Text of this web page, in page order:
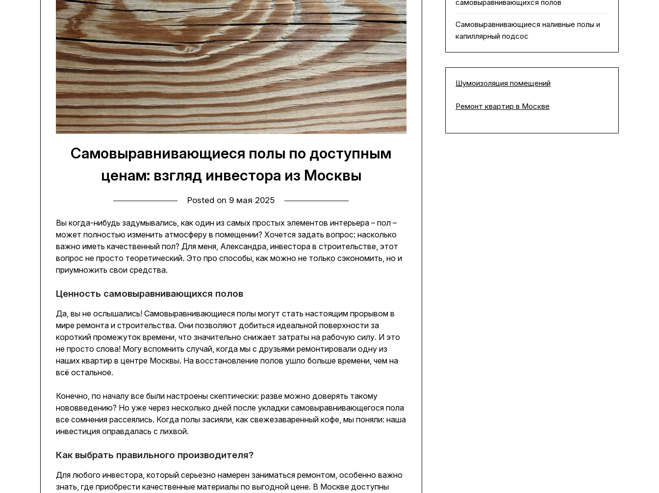
Самовыравнивающиеся полы по доступным
ценам: взгляд инвестора из Москвы
Posted on 9 мая 2025
Вы когда-нибудь задумывались, как один из самых простых элементов интерьера – пол –
может полностью изменить атмосферу в помещении? Хочется задать вопрос: насколько
важно иметь качественный пол? Для меня, Александра, инвестора в строительстве, этот
вопрос не просто теоретический. Это про способы, как можно не только сэкономить, но и
приумножить свои средства.
Ценность самовыравнивающихся полов
Да, вы не ослышались! Самовыравнивающиеся полы могут стать настоящим прорывом в
мире ремонта и строительства. Они позволяют добиться идеальной поверхности за
короткий промежуток времени, что значительно снижает затраты на рабочую силу. И это
не просто слова! Могу вспомнить случай, когда мы с друзьями ремонтировали одну из
наших квартир в центре Москвы. На восстановление полов ушло больше времени, чем на
всё остальное.
Конечно, по началу все были настроены скептически: разве можно доверять такому
нововведению? Но уже через несколько дней после укладки самовыравнивающегося пола
все сомнения рассеялись. Когда полы засияли, как свежезаваренный кофе, мы поняли: наша
инвестиция оправдалась с лихвой.
Как выбрать правильного производителя?
Для любого инвестора, который серьезно намерен заниматься ремонтом, особенно важно
знать, где приобрести качественные материалы по выгодной цене. В Москве доступны
самовыравнивающихся полов
Самовыравнивающиеся наливные полы и
капиллярный подсос
Шумоизоляция помещений
Ремонт квартир в Москве